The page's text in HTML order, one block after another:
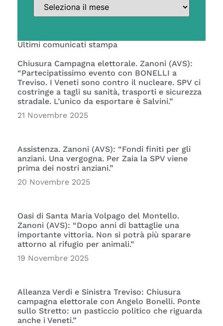
Ultimi comunicati stampa
Chiusura Campagna elettorale. Zanoni (AVS):
“Partecipatissimo evento con BONELLI a
Treviso. I Veneti sono contro il nucleare. SPV ci
costringe a tagli su sanità, trasporti e sicurezza
stradale. L’unico da esportare è Salvini.”
21 Novembre 2025
Assistenza. Zanoni (AVS): “Fondi finiti per gli
anziani. Una vergogna. Per Zaia la SPV viene
prima dei nostri anziani.”
20 Novembre 2025
Oasi di Santa Maria Volpago del Montello.
Zanoni (AVS): “Dopo anni di battaglie una
importante vittoria. Non si potrà più sparare
attorno al rifugio per animali.”
19 Novembre 2025
Alleanza Verdi e Sinistra Treviso: Chiusura
campagna elettorale con Angelo Bonelli. Ponte
sullo Stretto: un pasticcio politico che riguarda
anche i Veneti.”